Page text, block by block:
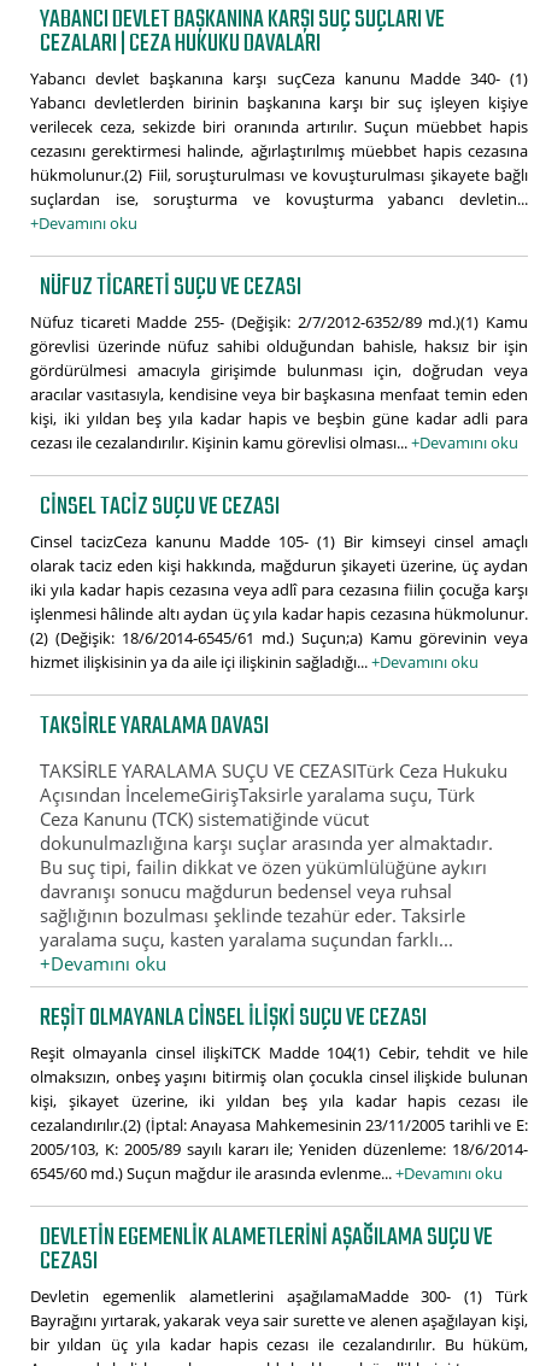
YABANCI DEVLET BAŞKANINA KARŞI SUÇ SUÇLARI VE
CEZALARI | CEZA HUKUKU DAVALARI
Yabancı devlet başkanına karşı suçCeza kanunu Madde 340- (1)
Yabancı devletlerden birinin başkanına karşı bir suç işleyen kişiye
verilecek ceza, sekizde biri oranında artırılır. Suçun müebbet hapis
cezasını gerektirmesi halinde, ağırlaştırılmış müebbet hapis cezasına
hükmolunur.(2) Fiil, soruşturulması ve kovuşturulması şikayete bağlı
suçlardan ise, soruşturma ve kovuşturma yabancı devletin...
+Devamını oku
NÜFUZ TICARETI SUÇU VE CEZASI
Nüfuz ticareti Madde 255- (Değişik: 2/7/2012-6352/89 md.)(1) Kamu
görevlisi üzerinde nüfuz sahibi olduğundan bahisle, haksız bir işin
gördürülmesi amacıyla girişimde bulunması için, doğrudan veya
aracılar vasıtasıyla, kendisine veya bir başkasına menfaat temin eden
kişi, iki yıldan beş yıla kadar hapis ve beşbin güne kadar adli para
cezası ile cezalandırılır. Kişinin kamu görevlisi olması...+Devamını oku
CINSEL TACIZ SUÇU VE CEZASI
Cinsel tacizCeza kanunu Madde 105- (1) Bir kimseyi cinsel amaçlı
olarak taciz eden kişi hakkında, mağdurun şikayeti üzerine, üç aydan
iki yıla kadar hapis cezasına veya adlî para cezasına fiilin çocuğa karşı
işlenmesi hâlinde altı aydan üç yıla kadar hapis cezasına hükmolunur.
(2) (Değişik: 18/6/2014-6545/61 md.) Suçun;a) Kamu görevinin veya
hizmet ilişkisinin ya da aile içi ilişkinin sağladığı...+Devamını oku
TAKSIRLE YARALAMA DAVASI
TAKSİRLE YARALAMA SUÇU VE CEZASITürk Ceza Hukuku
Açısından İncelemeGirişTaksirle yaralama suçu, Türk
Ceza Kanunu (TCK) sistematiğinde vücut
dokunulmazlığına karşı suçlar arasında yer almaktadır.
Bu suç tipi, failin dikkat ve özen yükümlülüğüne aykırı
davranışı sonucu mağdurun bedensel veya ruhsal
sağlığının bozulması şeklinde tezahür eder. Taksirle
yaralama suçu, kasten yaralama suçundan farklı...
+Devamını oku
REŞIT OLMAYANLA CINSEL ILIŞKI SUÇU VE CEZASI
Reşit olmayanla cinsel ilişkiTCK Madde 104(1) Cebir, tehdit ve hile
olmaksızın, onbeş yaşını bitirmiş olan çocukla cinsel ilişkide bulunan
kişi, şikayet üzerine, iki yıldan beş yıla kadar hapis cezası ile
cezalandırılır.(2) (İptal: Anayasa Mahkemesinin 23/11/2005 tarihli ve E:
2005/103, K: 2005/89 sayılı kararı ile; Yeniden düzenleme: 18/6/2014-
6545/60 md.) Suçun mağdur ile arasında evlenme...+Devamını oku
DEVLETIN EGEMENLIK ALAMETLERINI AŞAĞILAMA SUÇU VE
CEZASI
Devletin egemenlik alametlerini aşağılamaMadde 300- (1) Türk
Bayrağını yırtarak, yakarak veya sair surette ve alenen aşağılayan kişi,
bir yıldan üç yıla kadar hapis cezası ile cezalandırılır. Bu hüküm,